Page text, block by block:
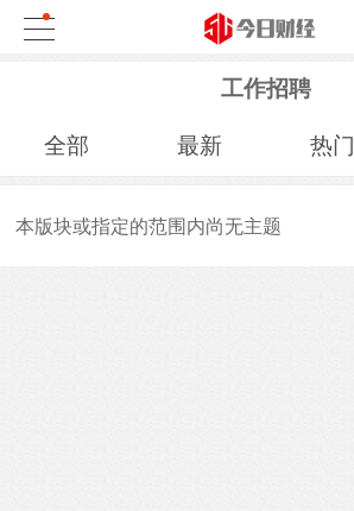
工作招聘
全部 最新 热门
本版块或指定的范围内尚无主题